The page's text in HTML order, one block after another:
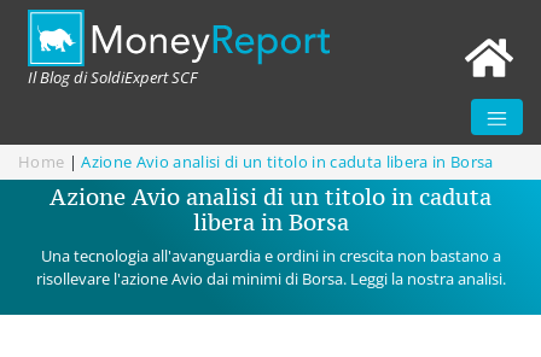
Il Blog di SoldiExpert SCF
Home |Azione Avio analisi di un titolo in caduta libera in Borsa
Azione Avio analisi di un titolo in caduta
libera in Borsa
Una tecnologia all'avanguardia e ordini in crescita non bastano a
risollevare l'azione Avio dai minimi di Borsa. Leggi la nostra analisi.